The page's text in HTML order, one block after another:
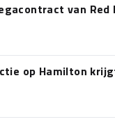
van
op Hamilton